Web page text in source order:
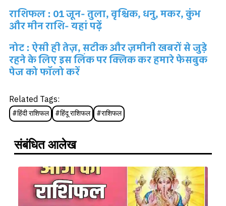
राशिफल : 01 जून- तुला, वृश्चिक, धनु, मकर, कुंभ
और मीन राशि- यहां पढ़ें
नोट : ऐसी ही तेज़, सटीक और ज़मीनी खबरों से जुड़े
रहने के लिए इस लिंक पर क्लिक कर हमारे फेसबुक
पेज को फॉलो करें
Related Tags:
#हिंदी राशिफल #हिंदू राशिफल #राशिफल
संबंधित आलेख